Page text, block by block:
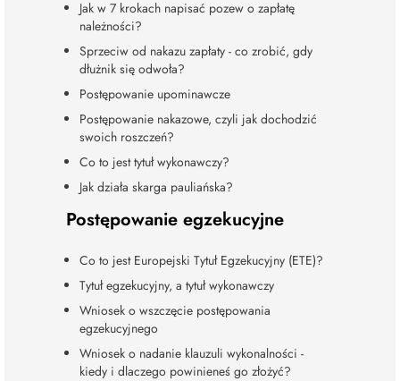
Jak w 7 krokach napisać pozew o zapłatę
należności?
Sprzeciw od nakazu zapłaty - co zrobić, gdy
dłużnik się odwoła?
Postępowanie upominawcze
Postępowanie nakazowe, czyli jak dochodzić
swoich roszczeń?
Co to jest tytuł wykonawczy?
Jak działa skarga pauliańska?
Postępowanie egzekucyjne
Co to jest Europejski Tytuł Egzekucyjny (ETE)?
Tytuł egzekucyjny, a tytuł wykonawczy
Wniosek o wszczęcie postępowania
egzekucyjnego
Wniosek o nadanie klauzuli wykonalności -
kiedy i dlaczego powinieneś go złożyć?